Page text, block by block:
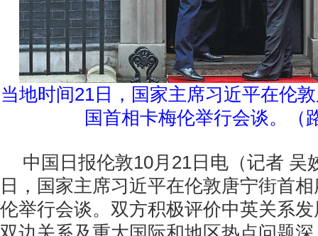
当地时间21日，国家主席习近平在伦
国首相卡梅伦举行会谈。（
中国日报伦敦10月21日电（记者 吴
日，国家主席习近平在伦敦唐宁街首
伦举行会谈。双方积极评价中英关系